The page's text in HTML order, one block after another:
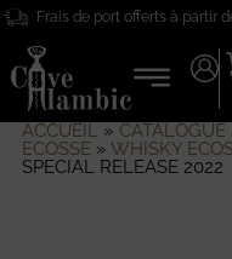
Frais de port offerts à partir
ACCUEIL»
ECOSSE» WHISKY
SPECIAL RELEASE 2022